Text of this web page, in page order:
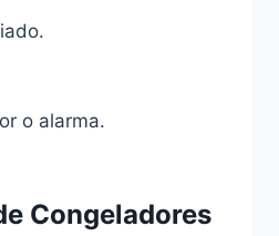
o alarma.
Congeladores